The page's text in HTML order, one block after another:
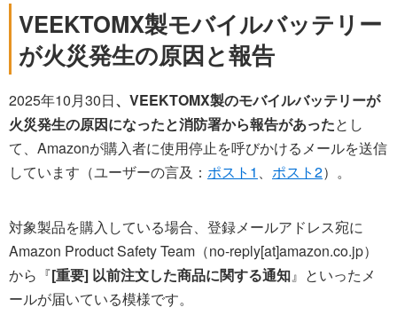
VEEKTOMX製モバイルバッテリー
が火災発生の原因と報告
2025年10月30日、VEEKTOMX製のモバイルバッテリーが
火災発生の原因になったと消防署から報告があったとし
て、Amazonが購入者に使用停止を呼びかけるメールを送信
しています（ユーザーの言及： ポスト1 、 ポスト2）。
対象製品を購入している場合、登録メールアドレス宛に
Amazon Product Safety Team（no-reply[at]amazon.co.jp）
から『[重要] 以前注文した商品に関する通知』といったメ
ールが届いている模様です。